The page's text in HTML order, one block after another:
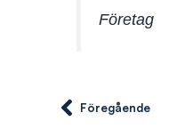
Företag
Föregående
Föregående